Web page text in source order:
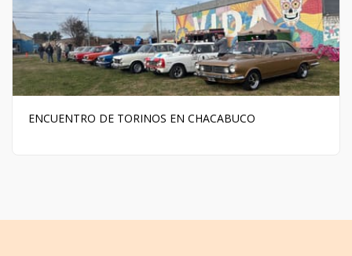
ENCUENTRO DE TORINOS EN CHACABUCO